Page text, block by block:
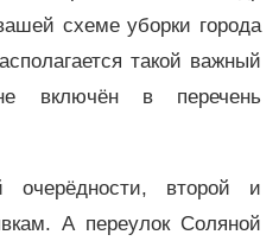
схеме уборки города
такой важный
включён в перечень
второй и
А переулок Соляной